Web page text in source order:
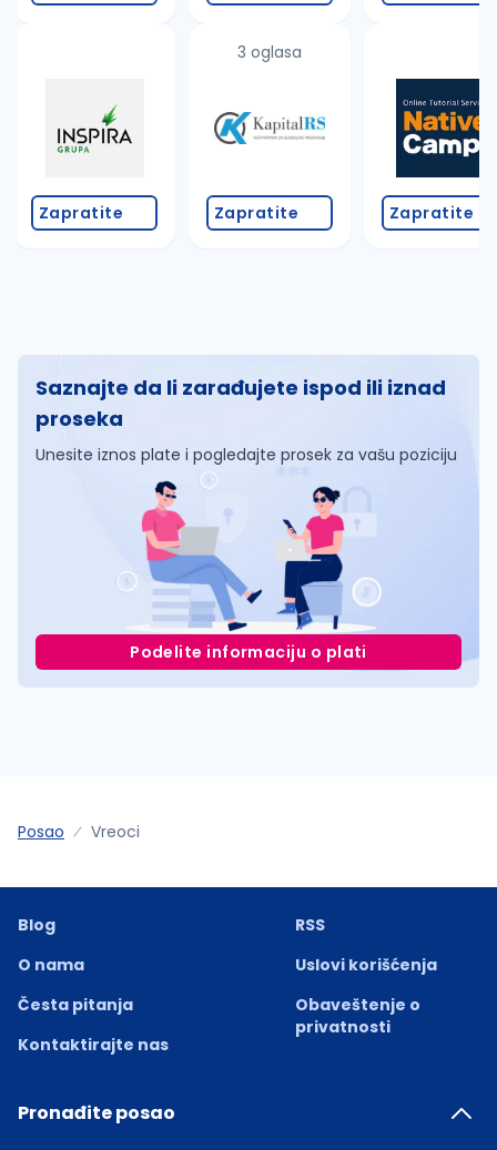
Zapratite
3 oglasa
Zapratite Zapratite
Saznajte da li zarađujete ispod ili iznad
proseka
Unesite iznos plate i pogledajte prosek za vašu poziciju
Podelite informaciju o plati
Posao Vreoci
Blog
O nama
Česta pitanja
Kontaktirajte nas
RSS
Uslovi korišćenja
Obaveštenje o
privatnosti
Pronađite posao